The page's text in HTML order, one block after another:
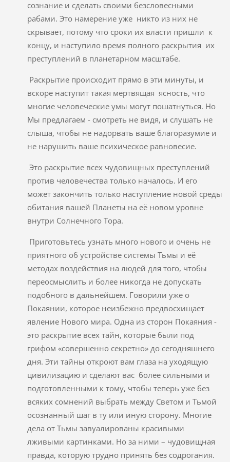
сознание и сделать своими безсловесными
рабами. Это намерение уже никто из них не
скрывает, потому что сроки их власти пришли к
концу, и наступило время полного раскрытия их
преступлений в планетарном масштабе.
Раскрытие происходит прямо в эти минуты, и
вскоре наступит такая мертвящая ясность, что
многие человеческие умы могут пошатнуться. Но
Мы предлагаем - смотреть не видя, и слушать не
слыша, чтобы не надорвать ваше благоразумие и
не нарушить ваше психическое равновесие.
Это раскрытие всех чудовищных преступлений
против человечества только началось. И его
может закончить только наступление новой среды
обитания вашей Планеты на её новом уровне
внутри Солнечного Тора.
Приготовьтесь узнать много нового и очень не
приятного об устройстве системы Тьмы и её
методах воздействия на людей для того, чтобы
переосмыслить и более никогда не допускать
подобного в дальнейшем. Говорили уже о
Покаянии, которое неизбежно предвосхищает
явление Нового мира. Одна из сторон Покаяния -
это раскрытие всех тайн, которые были под
грифом «совершенно секретно» до сегодняшнего
дня. Эти тайны откроют вам глаза на уходящую
цивилизацию и сделают вас более сильными и
подготовленными к тому, чтобы теперь уже без
всяких сомнений выбрать между Светом и Тьмой
осознанный шаг в ту или иную сторону. Многие
дела от Тьмы завуалированы красивыми
лживыми картинками. Но за ними – чудовищная
правда, которую трудно принять без содрогания.